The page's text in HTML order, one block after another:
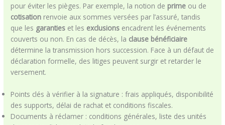
pour éviter les pièges. Par exemple, la notion de prime ou de
cotisation renvoie aux sommes versées par l’assuré, tandis
que les garanties et les exclusions encadrent les événements
couverts ou non. En cas de décès, la clause bénéficiaire
détermine la transmission hors succession. Face à un défaut de
déclaration formelle, des litiges peuvent surgir et retarder le
versement.
Points clés à vérifier à la signature : frais appliqués, disponibilité
des supports, délai de rachat et conditions fiscales.
Documents à réclamer : conditions générales, liste des unités